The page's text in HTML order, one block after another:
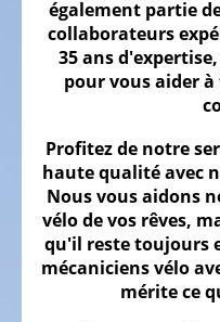
terrain,
VTT
randonnée
Vélos
tout
chemin
VTC
également partie
collaborateurs
35 ans
pour vous aider
Profitez de notre
haute qualité avec
Nous vous aidons
vélo de vos rêves,
qu'il reste toujours
mécaniciens vélo
mérite ce